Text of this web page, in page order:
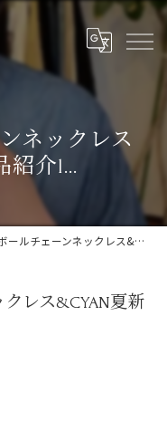
ネックレス
紹介l...
ェーンネックレス&CYAN夏新商品紹介l...
レス&CYAN夏新